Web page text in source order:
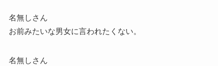
名無しさん
お前みたいな男女に言われたくない。
名無しさん